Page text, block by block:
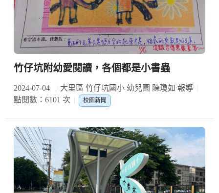
竹仔坑附幼愛閱讀，各個都是小書蟲
2024-07-04
大里區 竹仔坑國小 幼兒園 陳瓊如 報導
點閱數：6101 次
校園新聞